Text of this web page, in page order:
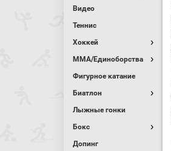
Видео
Теннис
Хоккей
MMA/Единоборства
Фигурное катание
Биатлон
Лыжные гонки
Бокс
Допинг